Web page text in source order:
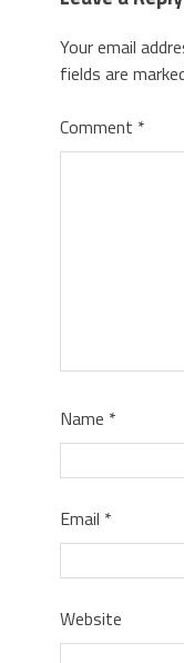
Your email
fields are
Comment *
Name *
Email *
Website